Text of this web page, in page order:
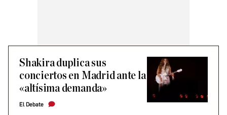
Shakira duplica sus
conciertos en Madrid ante la
«altísima demanda»
El Debate